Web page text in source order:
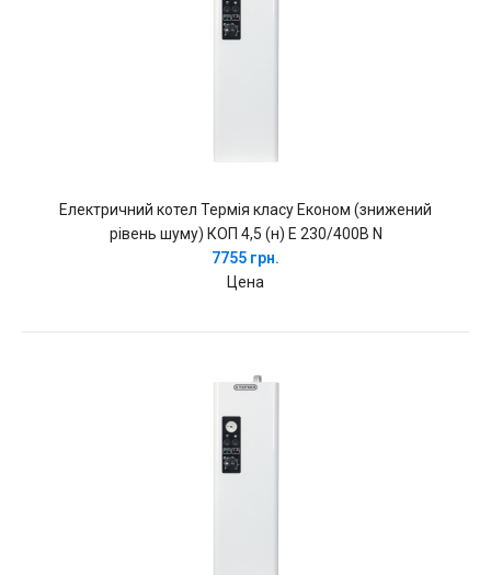
Електричний котел Термія класу Економ (знижений
рівень шуму) КОП 4,5 (н) Е 230/400В N
7755 грн.
Цена